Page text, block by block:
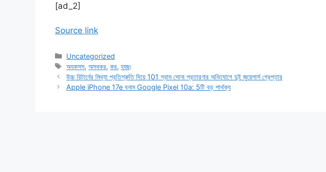
[ad_2]
Source link
Categories
Uncategorized
Tags
অযকসস,অসবকর,কর,হযছ৷
উচ্চ রিটার্নের মিথ্যা প্রতিশ্রুতি দিয়ে 101 গ্রাম সোনা প্রতারণার অভিযোগে দুই জুয়েলার্স গ্রেপ্তার
Apple iPhone 17e বনাম Google Pixel 10a: 5টি বড় পার্থক্য